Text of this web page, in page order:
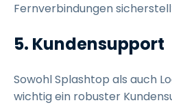
Fernverbindungen
5. Kundensupport
Sowohl Splashtop als auch
wichtig ein robuster